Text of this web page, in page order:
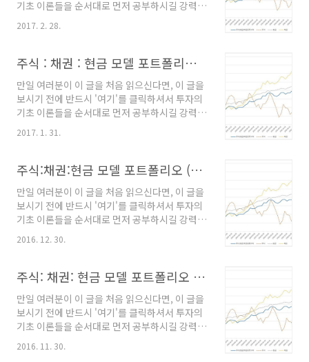
평균 모멘텀 비중 분산투자 전략(전략에 대한 상
세한 내용은 링크를 클릭하시기 바랍니다.) 2017
기초 이론들을 순서대로 먼저 공부하시길 강력히
면 왜 이런 식의 투자를 해야하는지 이해하기 어
정립된 투자 규칙을 흔들림없이 오랜 기간 유지
하기가 사실상 불가능하기 때문입니다. --------
----------------------------------------------
-------------------------- 주식:채권:현금 혼합
평균 모멘텀 비중 분산투자 전략(전략에 대한 상
세한 내용은 링크를 클릭하시기 바랍니다.) 2017
2017. 2. 28.
주식 : 채권 : 현금 모델 포트폴리오 (22)
만일 여러분이 이 글을 처음 읽으신다면, 이 글을
보시기 전에 반드시 '여기'를 클릭하셔서 투자의
기초 이론들을 순서대로 먼저 공부하시길 강력히
요청합니다. 왜냐하면, 이 내용을 알고 있지 않으
면 왜 이런 식의 투자를 해야하는지 이해하기 어
정립된 투자 규칙을 흔들림없이 오랜 기간 유지
----------------------------------------------
-------------------------- 주식:채권:현금 혼합
평균 모멘텀 비중 분산투자 전략(전략에 대한 상
세한 내용은 링크를 클릭하시기 바랍니다.) 2017
2017. 1. 31.
주식:채권:현금 모델 포트폴리오 (21)
만일 여러분이 이 글을 처음 읽으신다면, 이 글을
보시기 전에 반드시 '여기'를 클릭하셔서 투자의
기초 이론들을 순서대로 먼저 공부하시길 강력히
요청합니다. 왜냐하면, 이 내용을 알고 있지 않으
면 왜 이런 식의 투자를 해야하는지 이해하기 어
정립된 투자 규칙을 흔들림없이 오랜 기간 유지
----------------------------------------------
-------------------------- 주식:채권:현금 혼합
평균 모멘텀 비중 분산투자 전략(전략에 대한 상
세한 내용은 링크를 클릭하시기 바랍니다.) 2017
2016. 12. 30.
주식: 채권: 현금 모델 포트폴리오 (20)
만일 여러분이 이 글을 처음 읽으신다면, 이 글을
보시기 전에 반드시 '여기'를 클릭하셔서 투자의
기초 이론들을 순서대로 먼저 공부하시길 강력히
요청합니다. 왜냐하면, 이 내용을 알고 있지 않으
면 왜 이런 식의 투자를 해야하는지 이해하기 어
2016. 11. 30.